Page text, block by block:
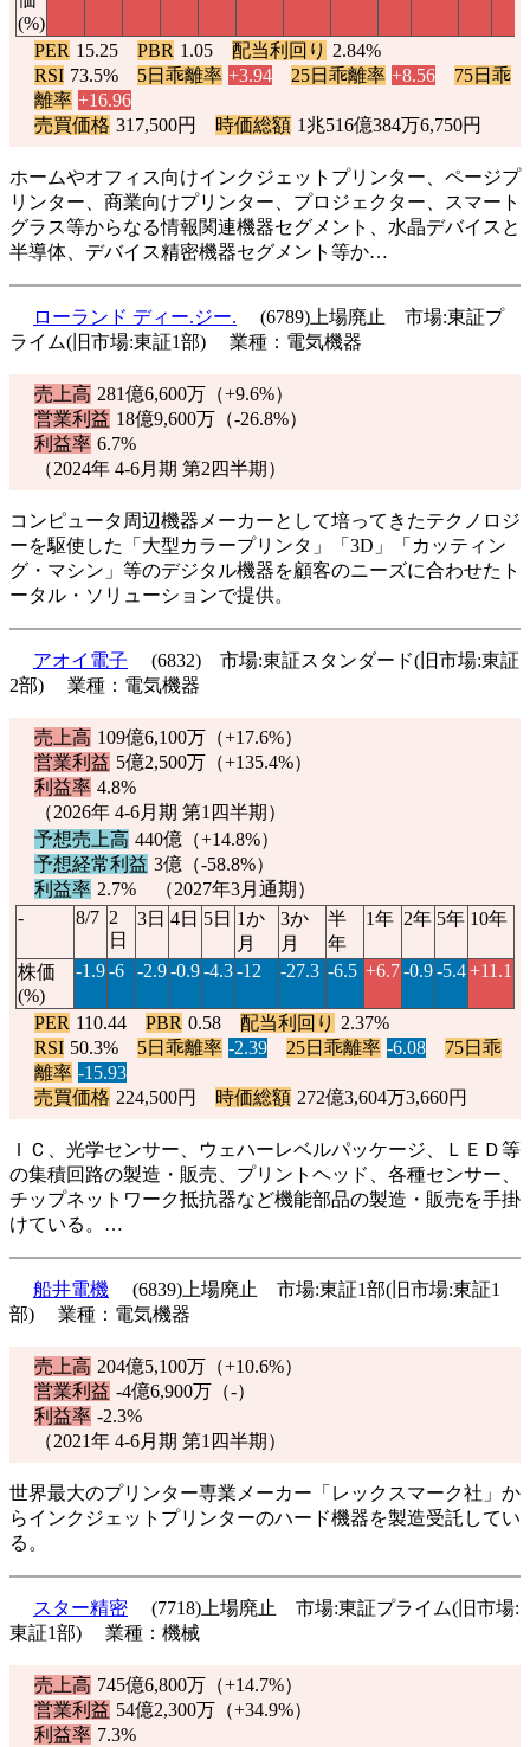
(%)
PER 15.25 PBR 1.05 配当利回り 2.84%
RSI 73.5% 5日乖離率 +3.94 25日乖離率 +8.56
75日乖
離率 +16.96
売買価格 317,500円 時価総額 1兆516億384万6,750円
ホームやオフィス向けインクジェットプリンター、ページプ
リンター、商業向けプリンター、プロジェクター、スマート
グラス等からなる情報関連機器セグメント、水晶デバイスと
半導体、デバイス精密機器セグメント等か…
ローランド ディー.ジー.
(6789)上場廃止 市場:東証プ
ライム(旧市場:東証1部) 業種：電気機器
売上高 281億6,600万（+9.6%）
営業利益 18億9,600万（-26.8%）
利益率 6.7%
（2024年 4-6月期 第2四半期）
コンピュータ周辺機器メーカーとして培ってきたテクノロジ
ーを駆使した「大型カラープリンタ」「3D」「カッティン
グ・マシン」等のデジタル機器を顧客のニーズに合わせたト
ータル・ソリューションで提供。
アオイ電子
(6832) 市場:東証スタンダード(旧市場:東証
2部) 業種：電気機器
売上高 109億6,100万（+17.6%）
営業利益 5億2,500万（+135.4%）
利益率 4.8%
（2026年 4-6月期 第1四半期）
予想売上高 440億（+14.8%）
予想経常利益 3億（-58.8%）
利益率 2.7% （2027年3月通期）
-
8/7 2
日
3日 4日 5日 1か
月
3か
月
半
年
1年 2年 5年 10年
株価
(%)
-1.9-6 -2.9-0.9-4.3-12 -27.3 -6.5 +6.7-0.9-5.4+11.1
PER 110.44 PBR 0.58 配当利回り 2.37%
RSI 50.3% 5日乖離率 -2.39 25日乖離率 -6.08
75日乖
離率 -15.93
売買価格 224,500円 時価総額 272億3,604万3,660円
ＩＣ、光学センサー、ウェハーレベルパッケージ、ＬＥＤ等
の集積回路の製造・販売、プリントヘッド、各種センサー、
チップネットワーク抵抗器など機能部品の製造・販売を手掛
けている。…
船井電機
(6839)上場廃止 市場:東証1部(旧市場:東証1
部) 業種：電気機器
売上高 204億5,100万（+10.6%）
営業利益 -4億6,900万（-）
利益率 -2.3%
（2021年 4-6月期 第1四半期）
世界最大のプリンター専業メーカー「レックスマーク社」か
らインクジェットプリンターのハード機器を製造受託してい
る。
スター精密
(7718)上場廃止 市場:東証プライム(旧市場:
東証1部) 業種：機械
売上高 745億6,800万（+14.7%）
営業利益 54億2,300万（+34.9%）
利益率 7.3%